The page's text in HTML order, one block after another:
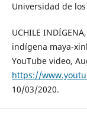
Universidad de
UCHILE
indígena maya-
YouTube video,
https://
10/03/2020.